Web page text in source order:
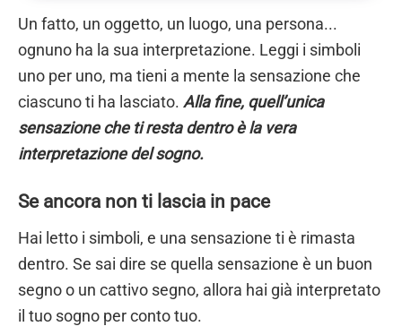
Un fatto, un oggetto, un luogo, una persona...
ognuno ha la sua interpretazione. Leggi i simboli
uno per uno, ma tieni a mente la sensazione che
ciascuno ti ha lasciato. Alla fine, quell’unica
sensazione che ti resta dentro è la vera
interpretazione del sogno.
Se ancora non ti lascia in pace
Hai letto i simboli, e una sensazione ti è rimasta
dentro. Se sai dire se quella sensazione è un buon
segno o un cattivo segno, allora hai già interpretato
il tuo sogno per conto tuo.